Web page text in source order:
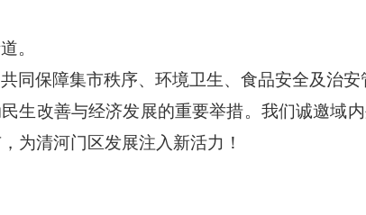
。
同保障集市秩序、环境卫生、食品安全及治安
生改善与经济发展的重要举措。我们诚邀域
为清河门区发展注入新活力！